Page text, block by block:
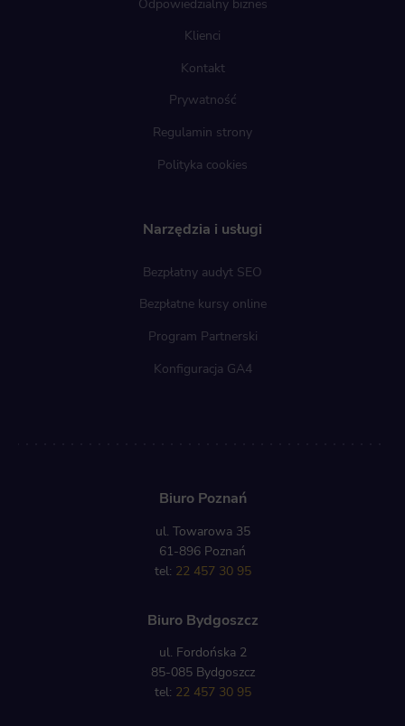
Klienci
Kontakt
Prywatność
Regulamin strony
Polityka cookies
Narzędzia i usługi
Bezpłatny audyt SEO
Bezpłatne kursy online
Program Partnerski
Konfiguracja GA4
Biuro Poznań
ul. Towarowa 35
61-896 Poznań
tel: 22 457 30 95
Biuro Bydgoszcz
ul. Fordońska 2
85-085 Bydgoszcz
tel: 22 457 30 95